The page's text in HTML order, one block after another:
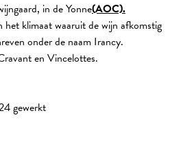
in de Yonne(AOC).
klimaat waaruit de wijn afkomstig
onder de naam Irancy.
en Vincelottes.
gewerkt